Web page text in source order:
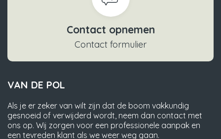
Contact opnemen
Contact formulier
VAN DE POL
Als je er zeker van wilt zijn dat de boom vakkundig
gesnoeid of verwijderd wordt, neem dan contact met
ons op. Wij zorgen voor een professionele aanpak en
een tevreden klant als we weer weg gaan.